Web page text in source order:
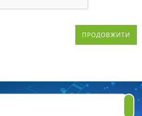
ПРОДОВЖИТИ